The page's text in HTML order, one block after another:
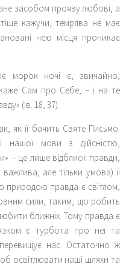
засобом прояву любові, а
кажучи, темрява не має
нею місця проникає
морок ночі є, звичайно,
Сам про Себе, – і на те
(Ів. 18, 37).
як її бачить Святе Письмо.
нашої мови з дійсністю,
– це лише відблиск правди,
але тільки умова) її
природою правда є світлом,
сили, таким, що робить
ближніх. Тому правда є
є турбота про неї та
нас. Остаточно ж
освітлювати наші шляхи та